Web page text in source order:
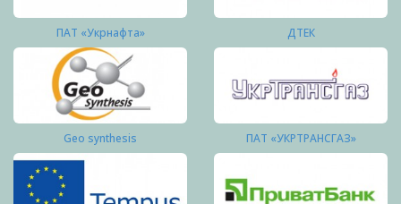
ПАТ «Укрнафта» ДТЕК
Geo synthesis ПАТ «УКРТРАНСГАЗ»